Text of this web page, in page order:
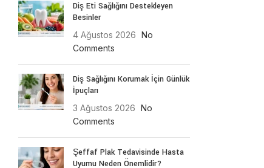
Diş Eti Sağlığını Destekleyen
Besinler
4 Ağustos 2026 No
Comments
Diş Sağlığını Korumak İçin Günlük
İpuçları
3 Ağustos 2026 No
Comments
Şeffaf Plak Tedavisinde Hasta
Uyumu Neden Önemlidir?